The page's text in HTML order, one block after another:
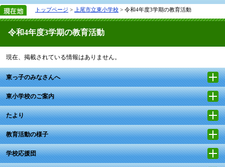
トップページ > 上尾市立東小学校 > 令和4年度3学期の教育活動
令和4年度3学期の教育活動
現在、掲載されている情報はありません。
東っ子のみなさんへ
東小学校のご案内
たより
教育活動の様子
学校応援団